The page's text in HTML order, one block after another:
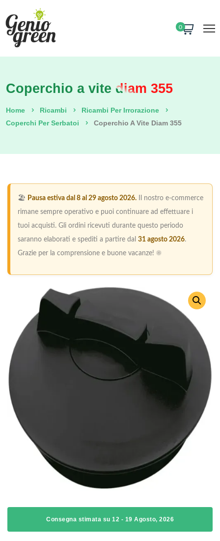
0
Coperchio a vite diam 355
Home Ricambi
Ricambi Per Irrorazione
Coperchi Per Serbatoi
Coperchio A Vite Diam 355
🏖️ Pausa estiva dal 8 al 29 agosto 2026. Il nostro e-commerce
rimane sempre operativo e puoi continuare ad effettuare i
tuoi acquisti. Gli ordini ricevuti durante questo periodo
saranno elaborati e spediti a partire dal 31 agosto 2026.
Grazie per la comprensione e buone vacanze! ☀️
Consegna stimata su 12 - 19 Agosto, 2026